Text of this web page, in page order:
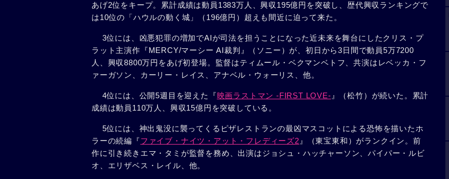
あげ2位をキープ。累計成績は動員1383万人、興収195億円を突破し、歴代興収ランキングで
は10位の「ハウルの動く城」（196億円）超えも間近に迫って来た。
3位には、凶悪犯罪の増加でAIが司法を担うことになった近未来を舞台にしたクリス・プ
ラット主演作『MERCY/マーシー AI裁判』（ソニー）が、初日から3日間で動員5万7200
人、興収8800万円をあげ初登場。監督はティムール・ベクマンベトフ、共演はレベッカ・フ
ァーガソン、カーリー・レイス、アナベル・ウォーリス、他。
4位には、公開5週目を迎えた『映画ラストマン -FIRST LOVE- 』（松竹）が続いた。累計
成績は動員110万人、興収15億円を突破している。
5位には、神出鬼没に襲ってくるピザレストランの最凶マスコットによる恐怖を描いたホ
ラーの続編『ファイブ・ナイツ・アット・フレディーズ2 』（東宝東和）がランクイン。前
作に引き続きエマ・タミが監督を務め、出演はジョシュ・ハッチャーソン、パイパー・ルビ
オ、エリザベス・レイル、他。